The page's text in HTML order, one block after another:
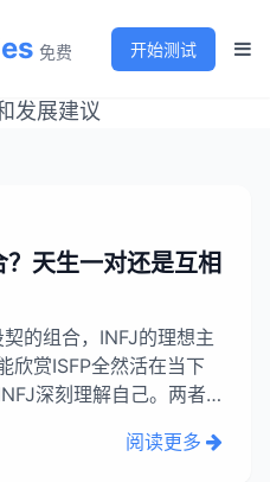
免费 开始测试
章列表
了解不同MBTI类型的特
发展建议
天生一对还是互相
的组合，INFJ的理想主
欣赏ISFP全然活在当下
深刻理解自己。两者
理解的畅快感。...阅读更多